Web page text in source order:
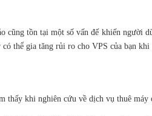
cũng tồn tại một số vấn đế khiến người
thể gia tăng rủi ro cho VPS của bạn khi
thấy khi nghiên cứu về dịch vụ thuê